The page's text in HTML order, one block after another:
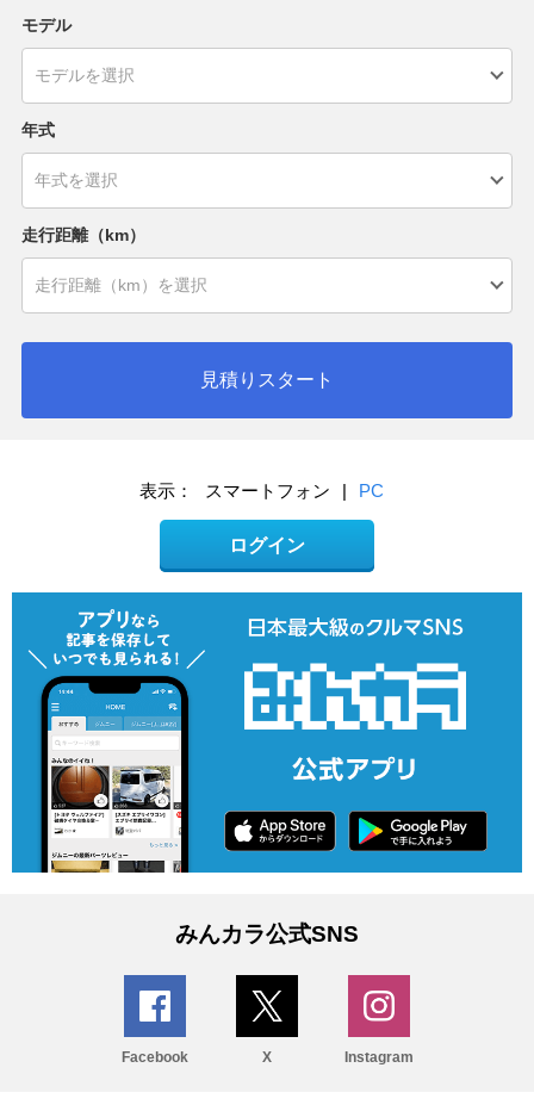
モデル
年式
走行距離（km）
見積りスタート
表示： スマートフォン PC
ログイン
みんカラ公式SNS
Facebook X Instagram